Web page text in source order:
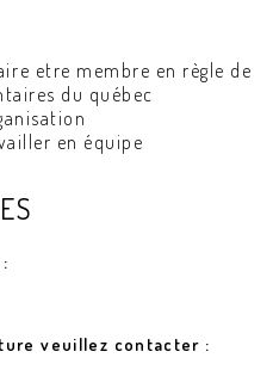
etre membre en règle de
du québec
en équipe
veuillez contacter :